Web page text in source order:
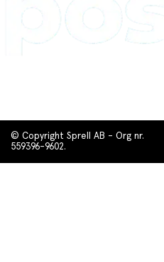
© Copyright Sprell AB - Org nr.
559396-9602.